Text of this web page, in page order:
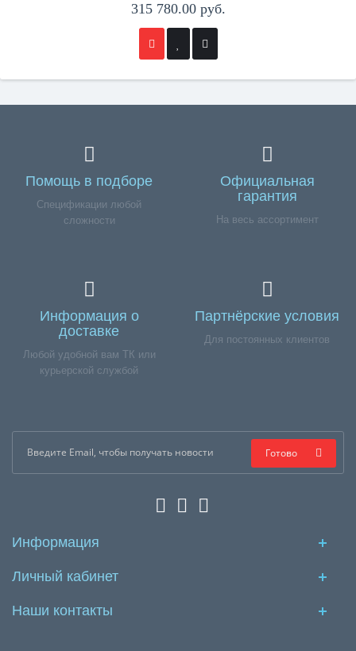
315 780.00 руб.
Помощь в подборе
Спецификации любой
сложности
Официальная
гарантия
На весь ассортимент
Информация о
доставке
Любой удобной вам ТК или
курьерской службой
Партнёрские условия
Для постоянных клиентов
Готово
Информация
Личный кабинет
Наши контакты